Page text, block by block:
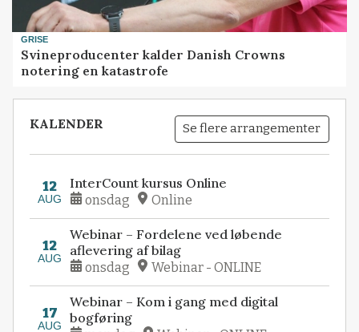
GRISE
Svineproducenter kalder Danish Crowns
notering en katastrofe
KALENDER Se flere arrangementer
12
AUG
InterCount kursus Online
onsdag Online
12
AUG
Webinar – Fordelene ved løbende
aflevering af bilag
onsdag Webinar - ONLINE
17
AUG
Webinar – Kom i gang med digital
bogføring